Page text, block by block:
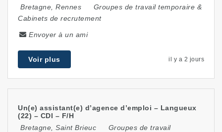
Bretagne Rennes
Groupes de travail temporaire &
Cabinets de recrutement
Envoyer à un ami
Voir plus il y a 2 jours
Un(e) assistant(e) d’agence d’emploi – Langueux
(22) – CDI – F/H
Bretagne Saint Brieuc
Groupes de travail